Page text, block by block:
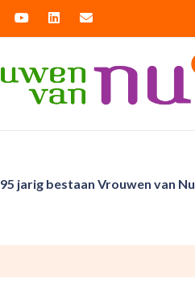
95 jarig bestaan Vrouwen van Nu